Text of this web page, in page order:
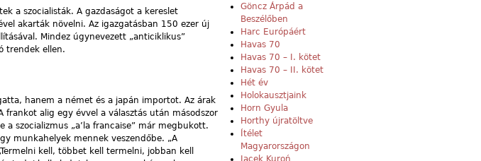
a szocialisták. A gazdaságot a kereslet
akarták növelni. Az igazgatásban 150 ezer új
Mindez úgynevezett „anticiklikus”
trendek ellen.
hanem a német és a japán importot. Az árak
alig egy évvel a választás után másodszor
szocializmus „a’la francaise” már megbukott.
munkahelyek mennek veszendőbe. „A
kell, többet kell termelni, jobban kell
Göncz Árpád a
Beszélőben
Harc Európáért
Havas 70
Havas 70 – I. kötet
Havas 70 – II. kötet
Hét év
Holokausztjaink
Horn Gyula
Horthy újratöltve
Ítélet
Magyarországon
Jacek Kuroń